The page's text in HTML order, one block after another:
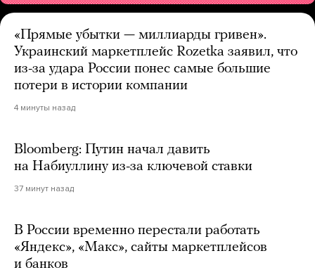
«Прямые убытки — миллиарды гривен».
Украинский маркетплейс Rozetka заявил, что
из-за удара России понес самые большие
потери в истории компании
4 минуты назад
Bloomberg: Путин начал давить
на Набиуллину из-за ключевой ставки
37 минут назад
В России временно перестали работать
«Яндекс», «Макс», сайты маркетплейсов
и банков